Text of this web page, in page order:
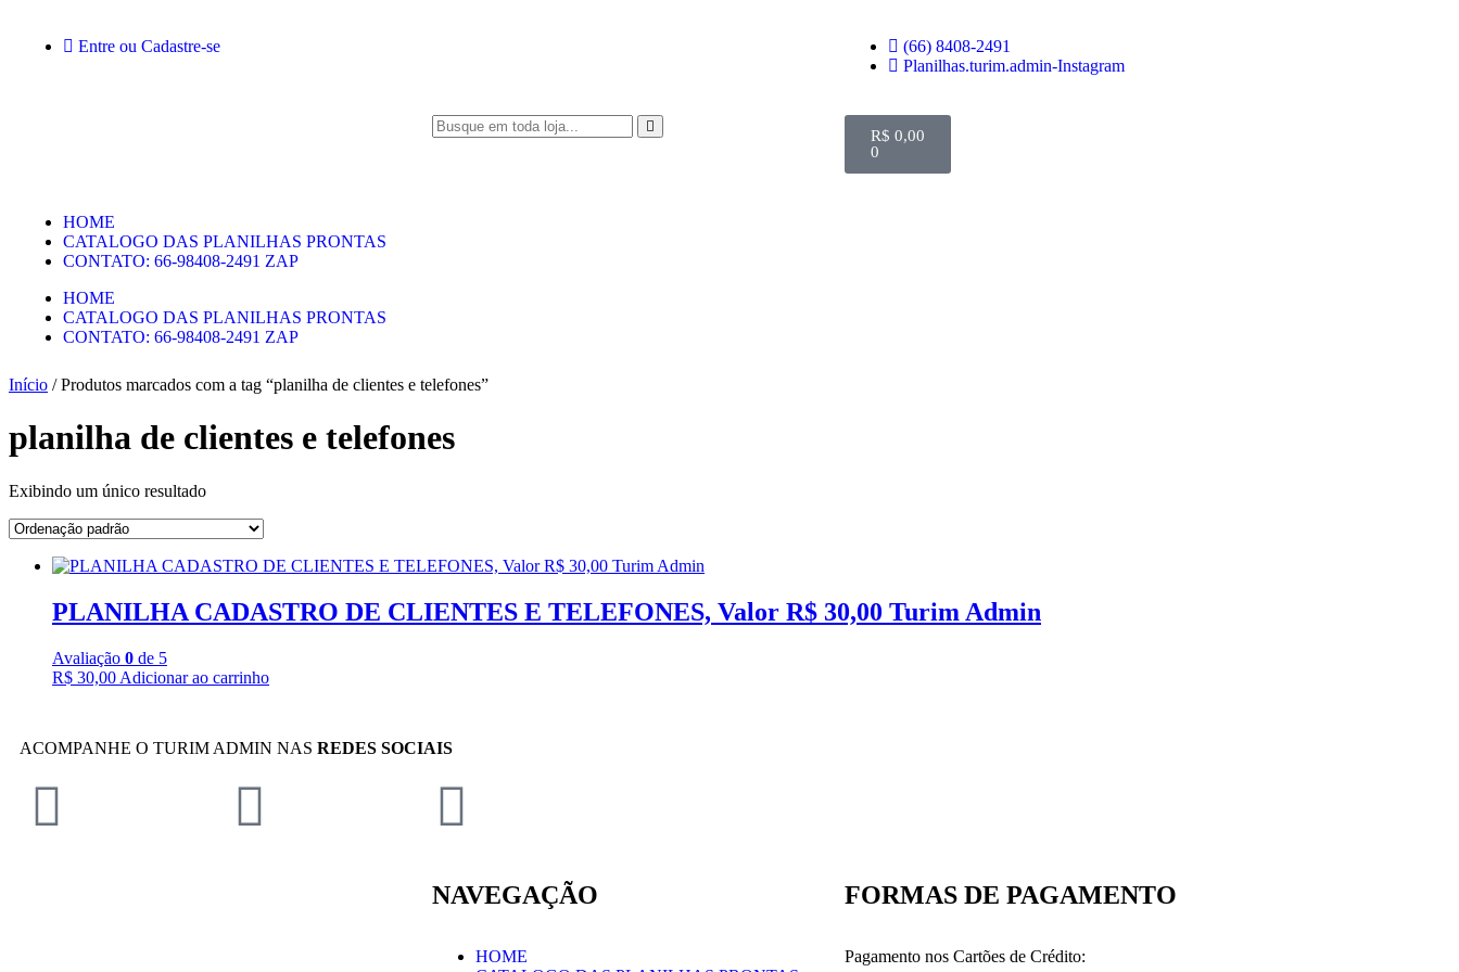
Entre ou Cadastre-se
(66) 8408-2491
Planilhas.turim.admin-Instagram
R$ 0,00
0
HOME
CATALOGO DAS PLANILHAS PRONTAS
CONTATO: 66-98408-2491 ZAP
HOME
CATALOGO DAS PLANILHAS PRONTAS
CONTATO: 66-98408-2491 ZAP
Início / Produtos marcados com a tag “planilha de clientes e telefones”
planilha de clientes e telefones
Exibindo um único resultado
PLANILHA CADASTRO DE CLIENTES E TELEFONES, Valor R$ 30,00 Turim Admin
Avaliação 0 de 5
R$ 30,00 Adicionar ao carrinho
ACOMPANHE O TURIM ADMIN NAS REDES SOCIAIS
NAVEGAÇÃO
HOME
FORMAS DE PAGAMENTO
Pagamento nos Cartões de Crédito: